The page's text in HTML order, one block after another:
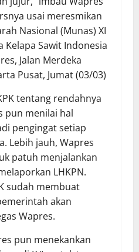
usai meresmikan
Nasional (Munas) XI
Kelapa Sawit Indonesia
Jalan Merdeka
Pusat, Jumat (03/03)
tentang rendahnya
pun menilai hal
pengingat setiap
Lebih jauh, Wapres
patuh menjalankan
LHKPN.
sudah membuat
akan
Wapres.
pun menekankan